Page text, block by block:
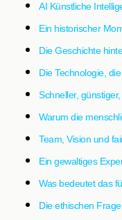
AI Künstliche
Ein historischer
Die Geschichte
Die Technologie,
Schneller,
Warum die
Team, Vision und
Ein gewaltiges
Was bedeutet das
Die ethischen